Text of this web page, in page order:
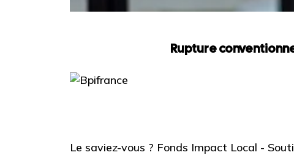
Rupture
Le saviez-vous ? Fonds Impact Local -